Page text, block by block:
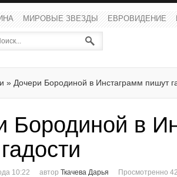
МИРОВЫЕ ЗВЕЗДЫ ЕВРОВИДЕНИЕ
» Дочери Бородиной в Инстаграмм пишут
Бородиной в
10:22 автор Ткачева Дарья Просмотренно